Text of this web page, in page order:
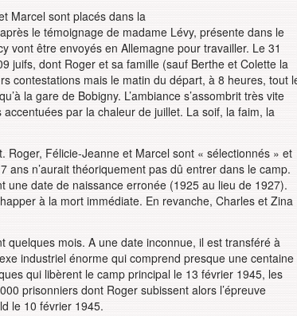
Marcel sont placés dans la
le témoignage de madame Lévy, présente dans le
vont être envoyés en Allemagne pour travailler. Le 31
juifs, dont Roger et sa famille (sauf Berthe et Colette la
contestations mais le matin du départ, à 8 heures, tout
la gare de Bobigny. L’ambiance s’assombrit très vite
par la chaleur de juillet. La soif, la faim, la
Félicie-Jeanne et Marcel sont « sélectionnés » et
n’aurait théoriquement pas dû entrer dans le camp.
une date de naissance erronée (1925 au lieu de 1927).
à la mort immédiate. En revanche, Charles et Zina
mois. A une date inconnue, il est transféré à
industriel énorme qui comprend presque une centaine
qui libèrent le camp principal le 13 février 1945, les
prisonniers dont Roger subissent alors l’épreuve
le 10 février 1945.